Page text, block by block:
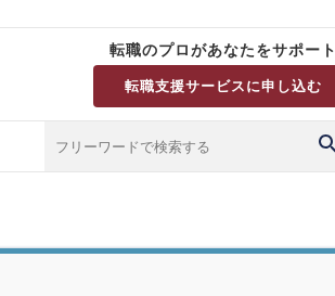
転職のプロがあなたをサポート
転職支援サービスに申し込む